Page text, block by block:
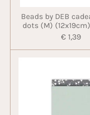
Beads by DEB
dots (M)
€ 1,39